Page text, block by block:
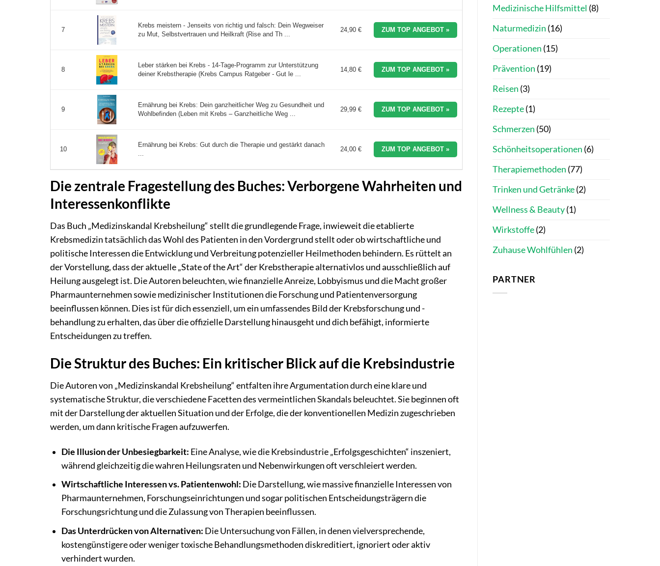
7
Krebs meistern - Jenseits von richtig und falsch: Dein Wegweiser
zu Mut, Selbstvertrauen und Heilkraft (Rise and Th ...
24,90 € ZUM TOP ANGEBOT »
8
Leber stärken bei Krebs - 14-Tage-Programm zur Unterstützung
deiner Krebstherapie (Krebs Campus Ratgeber - Gut le ...
14,80 € ZUM TOP ANGEBOT »
9
Ernährung bei Krebs: Dein ganzheitlicher Weg zu Gesundheit und
Wohlbefinden (Leben mit Krebs – Ganzheitliche Weg ...
29,99 € ZUM TOP ANGEBOT »
10
Ernährung bei Krebs: Gut durch die Therapie und gestärkt danach
24,00 € ZUM TOP ANGEBOT »
Die zentrale Fragestellung des Buches: Verborgene Wahrheiten und
Interessenkonflikte
Das Buch „Medizinskandal Krebsheilung“ stellt die grundlegende Frage, inwieweit die etablierte
Krebsmedizin tatsächlich das Wohl des Patienten in den Vordergrund stellt oder ob wirtschaftliche und
politische Interessen die Entwicklung und Verbreitung potenzieller Heilmethoden behindern. Es rüttelt an
der Vorstellung, dass der aktuelle „State of the Art“ der Krebstherapie alternativlos und ausschließlich auf
Heilung ausgelegt ist. Die Autoren beleuchten, wie finanzielle Anreize, Lobbyismus und die Macht großer
Pharmaunternehmen sowie medizinischer Institutionen die Forschung und Patientenversorgung
beeinflussen können. Dies ist für dich essenziell, um ein umfassendes Bild der Krebsforschung und -
behandlung zu erhalten, das über die offizielle Darstellung hinausgeht und dich befähigt, informierte
Entscheidungen zu treffen.
Die Struktur des Buches: Ein kritischer Blick auf die Krebsindustrie
Die Autoren von „Medizinskandal Krebsheilung“ entfalten ihre Argumentation durch eine klare und
systematische Struktur, die verschiedene Facetten des vermeintlichen Skandals beleuchtet. Sie beginnen oft
mit der Darstellung der aktuellen Situation und der Erfolge, die der konventionellen Medizin zugeschrieben
werden, um dann kritische Fragen aufzuwerfen.
Die Illusion der Unbesiegbarkeit: Eine Analyse, wie die Krebsindustrie „Erfolgsgeschichten“ inszeniert,
während gleichzeitig die wahren Heilungsraten und Nebenwirkungen oft verschleiert werden.
Wirtschaftliche Interessen vs. Patientenwohl: Die Darstellung, wie massive finanzielle Interessen von
Pharmaunternehmen, Forschungseinrichtungen und sogar politischen Entscheidungsträgern die
Forschungsrichtung und die Zulassung von Therapien beeinflussen.
Das Unterdrücken von Alternativen: Die Untersuchung von Fällen, in denen vielversprechende,
kostengünstigere oder weniger toxische Behandlungsmethoden diskreditiert, ignoriert oder aktiv
verhindert wurden.
Medizinische Hilfsmittel (8)
Naturmedizin (16)
Operationen (15)
Prävention (19)
Reisen (3)
Rezepte(1)
Schmerzen (50)
Schönheitsoperationen (6)
Therapiemethoden (77)
Trinken und Getränke(2)
Wellness & Beauty(1)
Wirkstoffe(2)
Zuhause Wohlfühlen (2)
PARTNER